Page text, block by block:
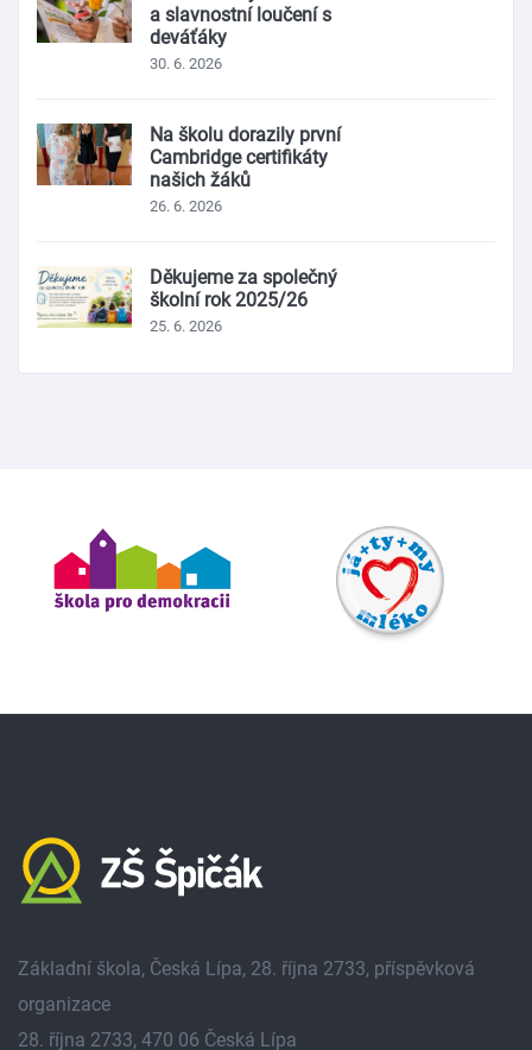
a slavnostní loučení s
deváťáky
30. 6. 2026
Na školu dorazily první
Cambridge certifikáty
našich žáků
26. 6. 2026
Děkujeme za společný
školní rok 2025/26
25. 6. 2026
Základní škola, Česká Lípa, 28. října 2733, příspěvková
organizace
28. října 2733, 470 06 Česká Lípa